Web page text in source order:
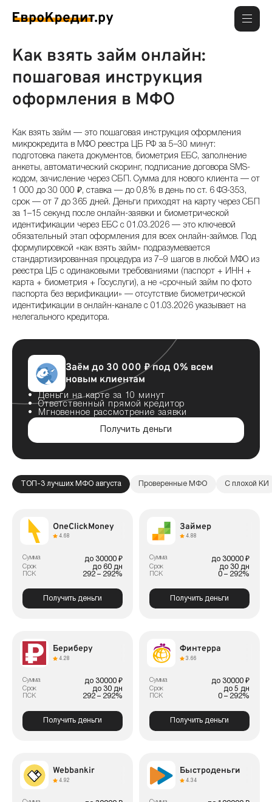
Как взять займ онлайн:
пошаговая инструкция
оформления в МФО
Как взять займ — это пошаговая инструкция оформления
микрокредита в МФО реестра ЦБ РФ за 5–30 минут:
подготовка пакета документов, биометрия ЕБС, заполнение
анкеты, автоматический скоринг, подписание договора SMS-
кодом, зачисление через СБП. Сумма для нового клиента — от
1 000 до 30 000 ₽, ставка — до 0,8% в день по ст. 6 ФЗ-353,
срок — от 7 до 365 дней. Деньги приходят на карту через СБП
за 1–15 секунд после онлайн-заявки и биометрической
идентификации через ЕБС с 01.03.2026 — это ключевой
обязательный этап оформления для всех онлайн-займов. Под
формулировкой «как взять займ» подразумевается
стандартизированная процедура из 7–9 шагов в любой МФО из
реестра ЦБ с одинаковыми требованиями (паспорт + ИНН +
карта + биометрия + Госуслуги), а не «срочный займ по фото
паспорта без верификации» — отсутствие биометрической
идентификации в онлайн-канале с 01.03.2026 указывает на
нелегального кредитора.
Заём до 30 000 ₽ под 0% всем
новым клиентам
Деньги на карте за 10 минут
Ответственный прямой кредитор
Мгновенное рассмотрение заявки
Получить деньги
ТОП-3 лучших МФО августа Проверенные МФО С плохой КИ
OneClickMoney
4.68
Сумма до 30000 ₽
Срок до 60 дн
ПСК 292 – 292%
Получить деньги
Займер
4.88
Сумма до 30000 ₽
Срок до 30 дн
ПСК 0 – 292%
Получить деньги
Бериберу
4.28
Сумма до 30000 ₽
Срок до 30 дн
ПСК 292 – 292%
Получить деньги
Финтерра
3.66
Сумма до 30000 ₽
Срок до 5 дн
ПСК 0 – 292%
Получить деньги
Webbankir
4.92
Быстроденьги
4.34